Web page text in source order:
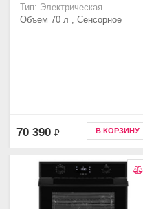
Тип: Электрическая
Объем 70 л , Сенсорное
70 390 ₽ В КОРЗИНУ